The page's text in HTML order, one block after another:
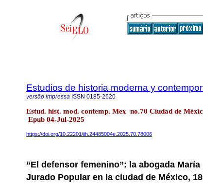
Estudios de historia moderna y
versão impressa ISSN 0185-2620
Estud. hist. mod. contemp. Mex no.70 Ciudad de
Epub 04-Jul-2025
https://doi.org/10.22201/iih.24485004e.2025.70.78006
“El defensor femenino”: la abogada
Jurado Popular en la ciudad de México,